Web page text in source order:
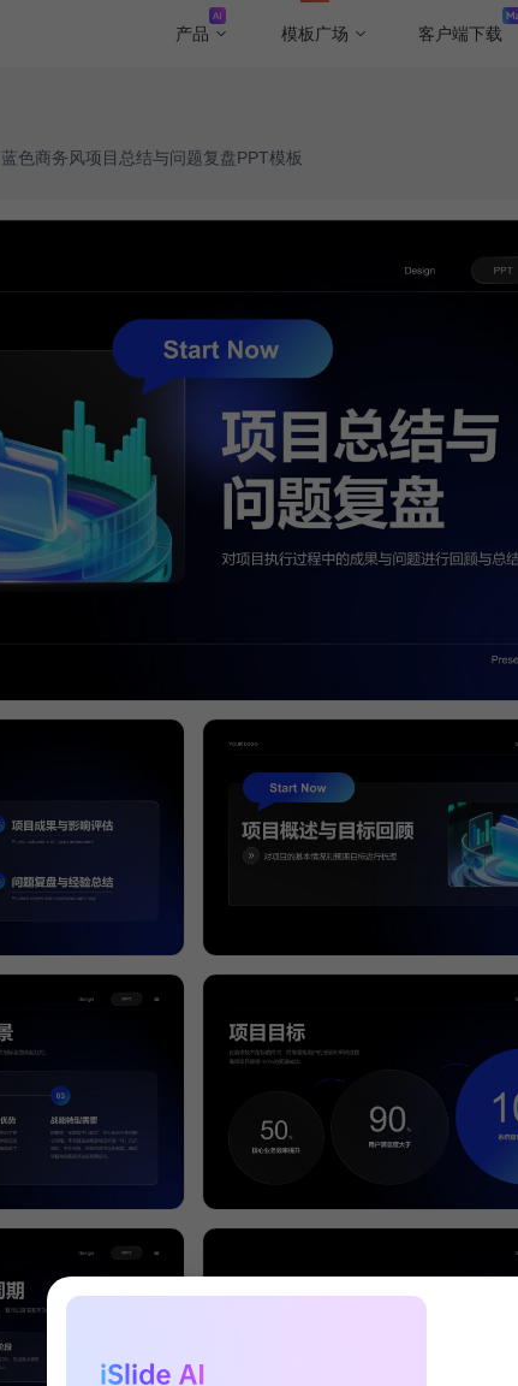
产品 模板广场 客户端下载
蓝色商务风项目总结与问题复盘PPT模板